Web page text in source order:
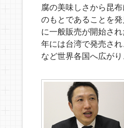
腐の美味しさから昆
のもとであることを
に一般販売が開始さ
年には台湾で発売さ
など世界各国へ広が